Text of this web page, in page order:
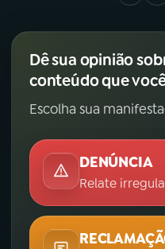
Dê sua opinião
conteúdo que
Escolha sua
DENÚNCIA
Relate